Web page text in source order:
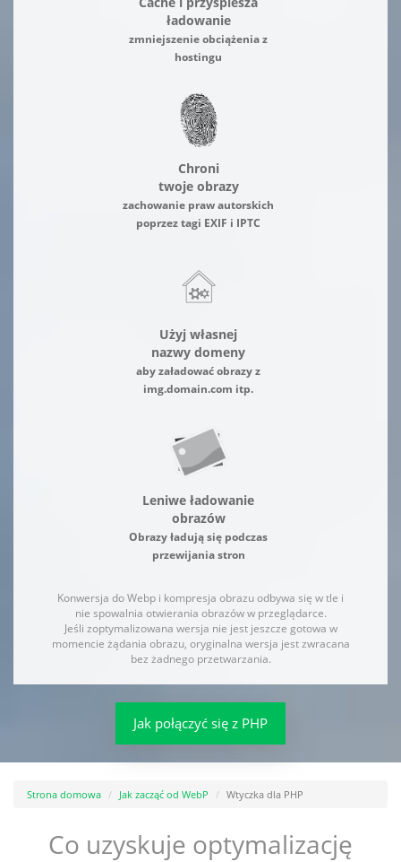
ładowanie
zmniejszenie obciążenia z
hostingu
Chroni
twoje obrazy
zachowanie praw autorskich
poprzez tagi EXIF i IPTC
Użyj własnej
nazwy domeny
aby załadować obrazy z
img.domain.com itp.
Leniwe ładowanie
obrazów
Obrazy ładują się podczas
przewijania stron
Konwersja do Webp i kompresja obrazu odbywa się w tle i
nie spowalnia otwierania obrazów w przeglądarce.
Jeśli zoptymalizowana wersja nie jest jeszcze gotowa w
momencie żądania obrazu, oryginalna wersja jest zwracana
bez żadnego przetwarzania.
Jak połączyć się z PHP
Strona domowa Jak zacząć od WebP Wtyczka dla PHP
Co uzyskuje optymalizację